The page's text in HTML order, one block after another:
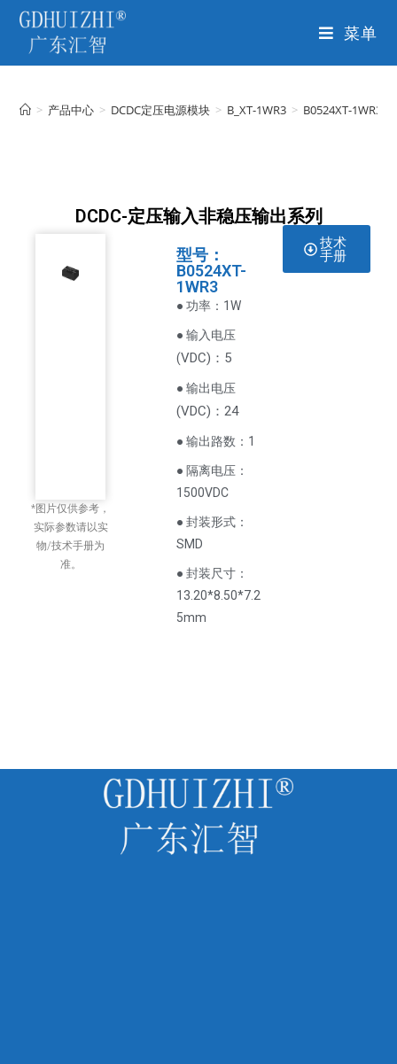
菜单
> 产品中心 > DCDC定压电源模块 > B_XT-1WR3 > B0524XT-1WR3
DCDC-定压输入非稳压输出系列
*图片仅供参考，
实际参数请以实
物/技术手册为
准。
型号：
B0524XT-
1WR3
● 功率：1W
● 输入电压
(VDC)：5
● 输出电压
(VDC) ：24
● 输出路数：1
● 隔离电压：
1500VDC
● 封装形式：
SMD
● 封装尺寸：
13.20*8.50*7.2
5mm
技术
手册